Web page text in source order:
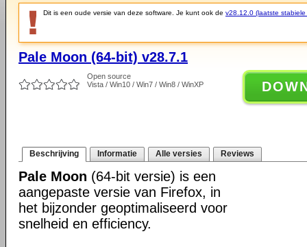
Dit is een oude versie van deze software. Je kunt ook de v28.12.0 (laatste stabiele
Pale Moon (64-bit) v28.7.1
Open source
Vista / Win10 / Win7 / Win8 / WinXP
Beschrijving Informatie Alle versies Reviews
Pale Moon (64-bit versie) is een
aangepaste versie van Firefox, in
het bijzonder geoptimaliseerd voor
snelheid en efficiency.